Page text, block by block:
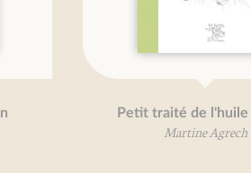
Petit traité du
Pierre Leclercq